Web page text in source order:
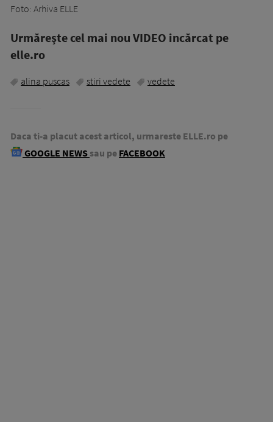
Foto: Arhiva ELLE
Urmăreşte cel mai nou VIDEO incărcat pe
elle.ro
alina puscas stiri vedete vedete
Daca ti-a placut acest articol, urmareste ELLE.ro pe
GOOGLE NEWS sau pe FACEBOOK